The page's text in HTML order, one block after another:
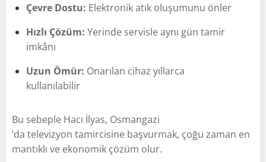
Çevre Dostu: Elektronik atık oluşumunu önler
Hızlı Çözüm: Yerinde servisle aynı gün tamir
imkânı
Uzun Ömür: Onarılan cihaz yıllarca
kullanılabilir
Bu sebeple Hacı İlyas, Osmangazi
’da televizyon tamircisine başvurmak, çoğu zaman en
mantıklı ve ekonomik çözüm olur.